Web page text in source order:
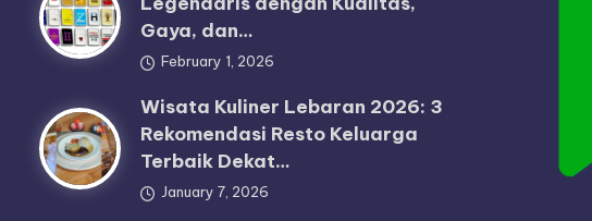
Gaya, dan…
February 1, 2026
Wisata Kuliner Lebaran 2026: 3
Rekomendasi Resto Keluarga
Terbaik Dekat…
January 7, 2026